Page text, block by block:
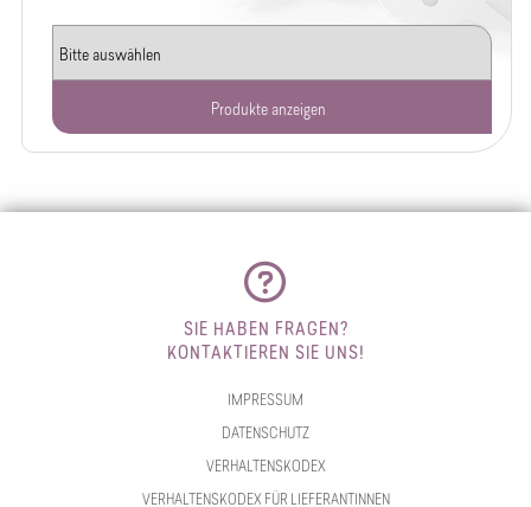
Produkte anzeigen
SIE HABEN FRAGEN?
KONTAKTIEREN SIE UNS!
IMPRESSUM
DATENSCHUTZ
VERHALTENSKODEX
VERHALTENSKODEX FÜR LIEFERANTINNEN